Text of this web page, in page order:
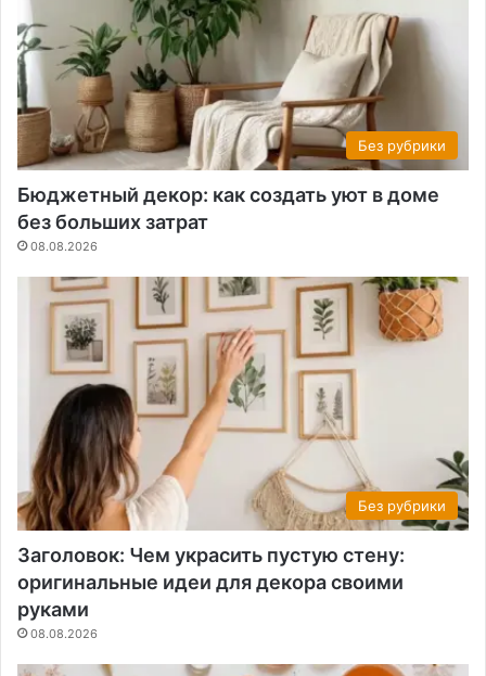
Без рубрики
Бюджетный декор: как создать уют в доме
без больших затрат
08.08.2026
Без рубрики
Заголовок: Чем украсить пустую стену:
оригинальные идеи для декора своими
руками
08.08.2026